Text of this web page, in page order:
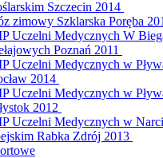
Szczecin 2014
zimowy Szklarska Poręba
Uczelni Medycznych W
Poznań 2011
Uczelni Medycznych w
2014
Uczelni Medycznych w
2012
Uczelni Medycznych w
Rabka Zdrój 2013